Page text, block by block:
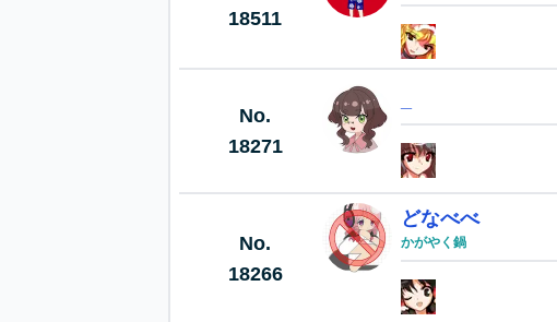
18511
No.
18271
No.
18266
どなべべ
かがやく鍋